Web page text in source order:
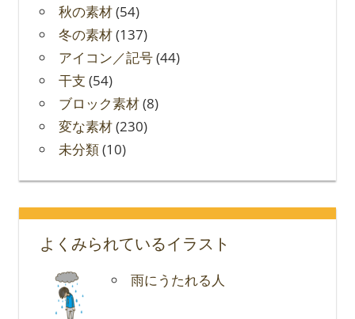
秋の素材(54)
冬の素材(137)
アイコン／記号(44)
干支 (54)
ブロック素材(8)
変な素材(230)
未分類(10)
よくみられているイラスト
雨にうたれる人